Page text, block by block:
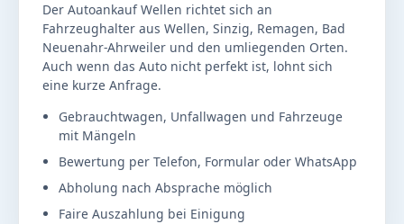
Der Autoankauf Wellen richtet sich an
Fahrzeughalter aus Wellen, Sinzig, Remagen, Bad
Neuenahr-Ahrweiler und den umliegenden Orten.
Auch wenn das Auto nicht perfekt ist, lohnt sich
eine kurze Anfrage.
Gebrauchtwagen, Unfallwagen und Fahrzeuge
mit Mängeln
Bewertung per Telefon, Formular oder WhatsApp
Abholung nach Absprache möglich
Faire Auszahlung bei Einigung